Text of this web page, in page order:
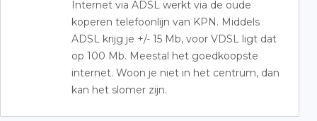
Internet via ADSL werkt via de oude
koperen telefoonlijn van KPN. Middels
ADSL krijg je +/- 15 Mb, voor VDSL ligt dat
op 100 Mb. Meestal het goedkoopste
internet. Woon je niet in het centrum, dan
kan het slomer zijn.